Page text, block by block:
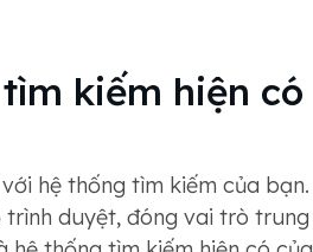
kiếm hiện có
hệ thống tìm kiếm của bạn.
duyệt, đóng vai trò trung